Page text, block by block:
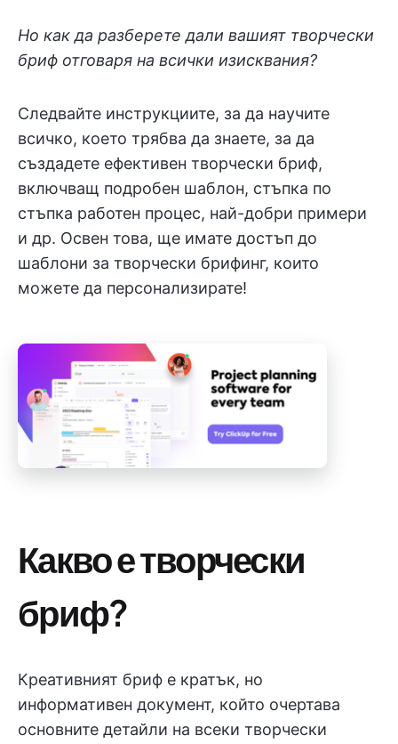
Но как да разберете дали вашият творчески
бриф отговаря на всички изисквания?
Следвайте инструкциите, за да научите
всичко, което трябва да знаете, за да
създадете ефективен творчески бриф,
включващ подробен шаблон, стъпка по
стъпка работен процес, най-добри примери
и др. Освен това, ще имате достъп до
шаблони за творчески брифинг, които
можете да персонализирате!
Какво е творчески
бриф?
Креативният бриф е кратък, но
информативен документ, който очертава
основните детайли на всеки творчески